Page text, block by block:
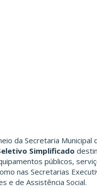
da Secretaria Municipal
Simplificado
públicos,
nas Secretarias
e de Assistência Social.